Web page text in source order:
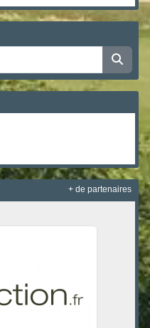
+ de partenaires